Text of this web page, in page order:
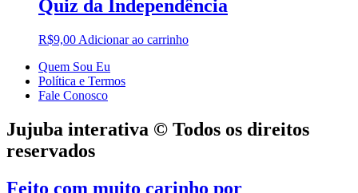
Quiz da Independência
R$9,00 Adicionar ao carrinho
Quem Sou Eu
Política e Termos
Fale Conosco
Jujuba interativa © Todos os direitos
reservados
Feito com muito carinho por